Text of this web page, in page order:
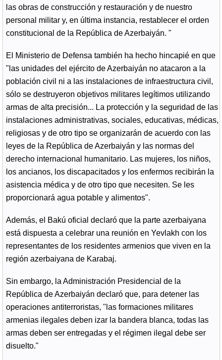
las obras de construcción y restauración y de nuestro
personal militar y, en última instancia, restablecer el orden
constitucional de la República de Azerbaiyán. "
El Ministerio de Defensa también ha hecho hincapié en que
"las unidades del ejército de Azerbaiyán no atacaron a la
población civil ni a las instalaciones de infraestructura civil,
sólo se destruyeron objetivos militares legítimos utilizando
armas de alta precisión... La protección y la seguridad de las
instalaciones administrativas, sociales, educativas, médicas,
religiosas y de otro tipo se organizarán de acuerdo con las
leyes de la República de Azerbaiyán y las normas del
derecho internacional humanitario. Las mujeres, los niños,
los ancianos, los discapacitados y los enfermos recibirán la
asistencia médica y de otro tipo que necesiten. Se les
proporcionará agua potable y alimentos".
Además, el Bakú oficial declaró que la parte azerbaiyana
está dispuesta a celebrar una reunión en Yevlakh con los
representantes de los residentes armenios que viven en la
región azerbaiyana de Karabaj.
Sin embargo, la Administración Presidencial de la
República de Azerbaiyán declaró que, para detener las
operaciones antiterroristas, "las formaciones militares
armenias ilegales deben izar la bandera blanca, todas las
armas deben ser entregadas y el régimen ilegal debe ser
disuelto."